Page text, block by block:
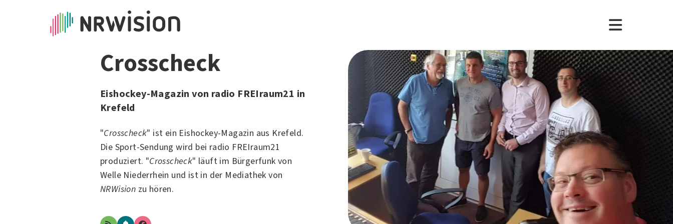
Crosscheck
Eishockey-Magazin von radio FREIraum21 in
Krefeld
"Crosscheck" ist ein Eishockey-Magazin aus Krefeld.
Die Sport-Sendung wird bei radio FREIraum21
produziert. "Crosscheck" läuft im Bürgerfunk von
Welle Niederrhein und ist in der Mediathek von
NRWision zu hören.